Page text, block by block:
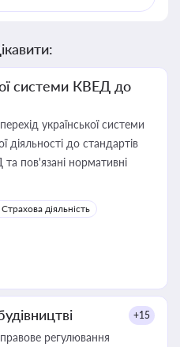
системи КВЕД до
української системи
діяльності до стандартів
пов'язані нормативні
Страхова діяльність
+15
регулювання